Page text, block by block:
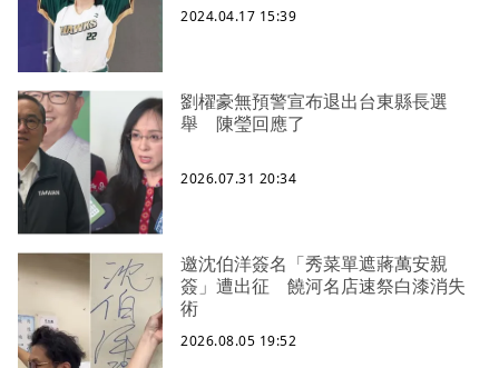
2024.04.17 15:39
劉櫂豪無預警宣布退出台東縣長選
舉 陳瑩回應了
2026.07.31 20:34
邀沈伯洋簽名「秀菜單遮蔣萬安親
簽」遭出征 饒河名店速祭白漆消失
術
2026.08.05 19:52